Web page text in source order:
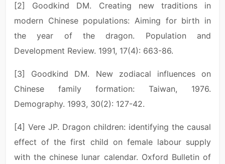
[2] Goodkind DM. Creating new traditions in
modern Chinese populations: Aiming for birth in
the year of the dragon. Population and
Development Review. 1991, 17(4): 663-86.
[3] Goodkind DM. New zodiacal influences on
Chinese family formation: Taiwan, 1976.
Demography. 1993, 30(2): 127-42.
[4] Vere JP. Dragon children: identifying the causal
effect of the first child on female labour supply
with the chinese lunar calendar. Oxford Bulletin of